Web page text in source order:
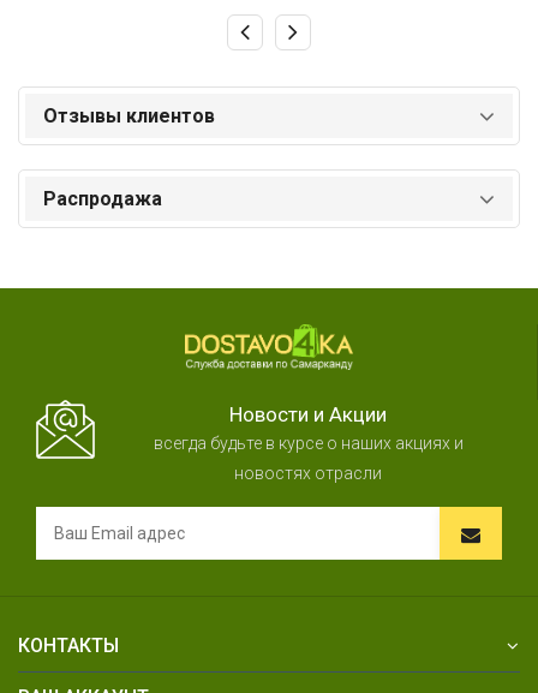
Отзывы клиентов
Распродажа
Новости и Акции
всегда будьте в курсе о наших акциях и
новостях отрасли
КОНТАКТЫ